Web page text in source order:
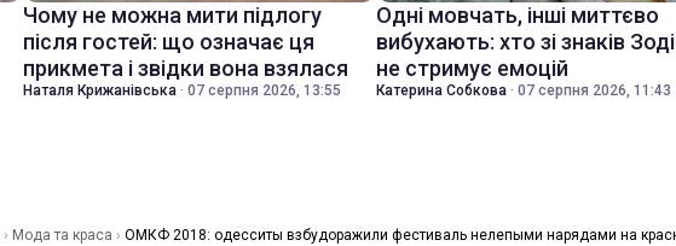
Чому не можна мити підлогу
після гостей: що означає ця
прикмета і звідки вона взялася
Наталя Крижанівська · 07 серпня 2026, 13:55
Одні мовчать, інші миттєво
вибухають: хто зі знаків
не стримує емоцій
Катерина Собкова · 07 серпня 2026, 11:43
› Мода та краса › ОМКФ 2018: одесситы взбудоражили фестиваль нелепыми нарядами на